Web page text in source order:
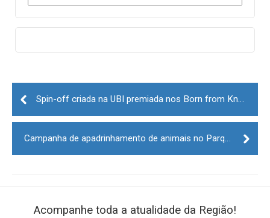
Post
navigation
Spin-off criada na UBI premiada nos Born from Knowledge Awards
Campanha de apadrinhamento de animais no Parque Ecológico de Gouveia
Acompanhe toda a atualidade da Região!